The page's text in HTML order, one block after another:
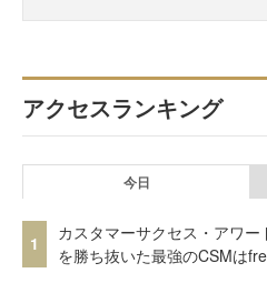
アクセスランキング
今日
1
カスタマーサクセス・アワ
を勝ち抜いた最強のCSMは